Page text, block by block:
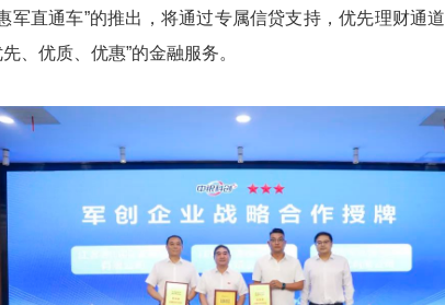
军直通车”的推出，将通过专属信贷支持，优先理财通
、优质、优惠”的金融服务。